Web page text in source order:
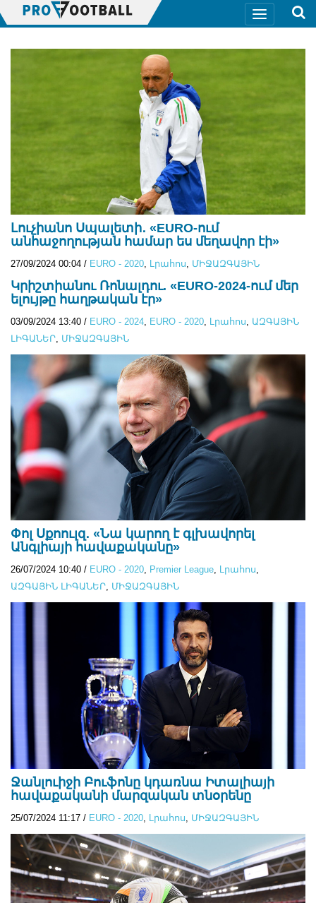
Լուչիանո Սպալետի․ «EURO-ում
անհաջողության համար ես մեղավոր էի»
27/09/2024 00:04 / EURO - 2020 Lրահոս ՄԻՋԱԶԳԱՅԻՆ
Կրիշտիանու Ռոնալդու. «EURO-2024-ում մեր
ելույթը հաղթական էր»
03/09/2024 13:40 / EURO - 2024 EURO - 2020 Lրահոս
ԱԶԳԱՅԻՆ
ԼԻԳԱՆԵՐ ՄԻՋԱԶԳԱՅԻՆ
Փոլ Սքոուլզ․ «Նա կարող է գլխավորել
Անգլիայի հավաքականը»
26/07/2024 10:40 / EURO - 2020 Premier League Lրահոս
ԱԶԳԱՅԻՆ ԼԻԳԱՆԵՐ ՄԻՋԱԶԳԱՅԻՆ
Ջանլուիջի Բուֆոնը կդառնա Իտալիայի
հավաքականի մարզական տնօրենը
25/07/2024 11:17 / EURO - 2020, Lրահոս, ՄԻՋԱԶԳԱՅԻՆ